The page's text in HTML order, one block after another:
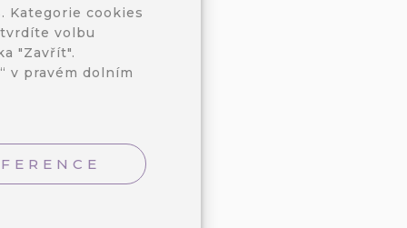
Kategorie cookies
volbu
"Zavřít".
v pravém dolním